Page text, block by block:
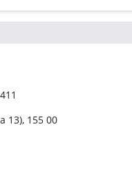
13), 155 00